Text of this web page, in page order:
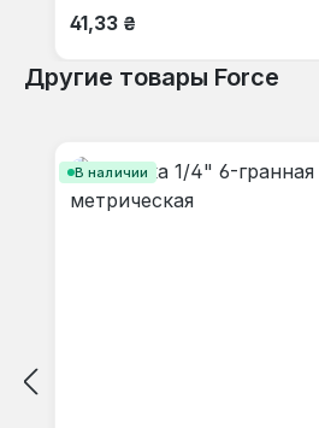
Обычная цена:
41,33 ₴
Другие товары Force
В наличии